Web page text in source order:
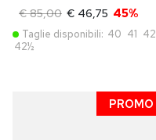
€ 85,00 € 46,75 45%
Taglie disponibili: 40 41 42
42½
PROMO